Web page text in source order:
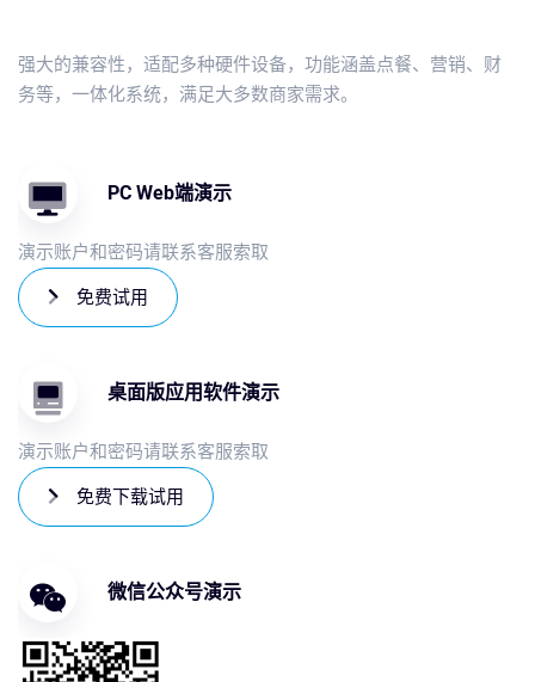
强大的兼容性，适配多种硬件设备，功能涵盖点餐、营销、财
务等，一体化系统，满足大多数商家需求。
PC Web端演示
演示账户和密码请联系客服索取
免费试用
桌面版应用软件演示
演示账户和密码请联系客服索取
免费下载试用
微信公众号演示